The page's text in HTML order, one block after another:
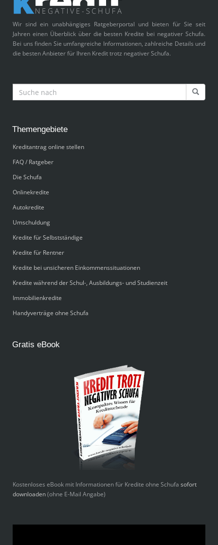
Wir sind ein unabhängiges Ratgeberportal und bieten für Sie seit
Jahren einen Überblick über die besten Kredite bei negativer Schufa.
Bei uns finden Sie umfangreiche Informationen, zahlreiche Details und
die besten Anbieter für Ihren Kredit trotz negativer Schufa.
Themengebiete
Kreditantrag online stellen
FAQ / Ratgeber
Die Schufa
Onlinekredite
Autokredite
Umschuldung
Kredite für Selbstständige
Kredite für Rentner
Kredite bei unsicheren Einkommenssituationen
Kredite während der Schul-, Ausbildungs- und Studienzeit
Immobilienkredite
Handyverträge ohne Schufa
Gratis eBook
Kostenloses eBook mit Informationen für Kredite ohne Schufa sofort
downloaden(ohne E-Mail Angabe)